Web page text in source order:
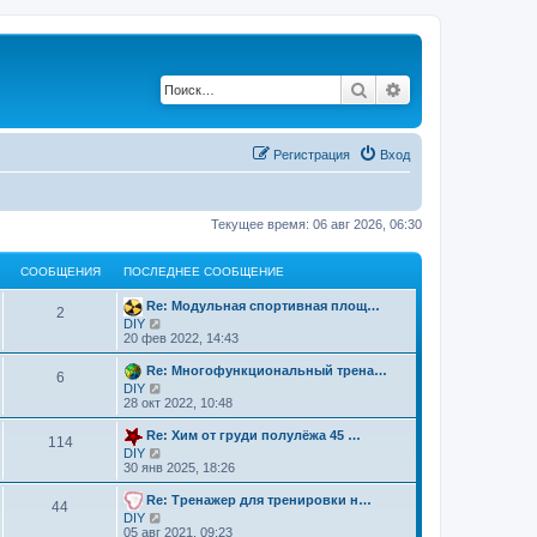
Поиск
Вход
Регистрация
Текущее время: 06 авг 2026, 06:30
СООБЩЕНИЯ ПОСЛЕДНЕЕ СООБЩЕНИЕ
2
Re: Модульная спортивная площ…
DIY
е
р
е
й
и
к
п
с
л
е
д
20 фев 2022, 14:43
6
Re: Многофункциональный трена…
DIY
е
р
е
й
и
к
п
с
28 окт 2022, 10:48
114
Re: Хим от груди полулёжа 45 …
DIY
е
р
е
й
30 янв 2025, 18:26
44
Re: Тренажер для тренировки н…
DIY
е
05 авг 2021, 09:23